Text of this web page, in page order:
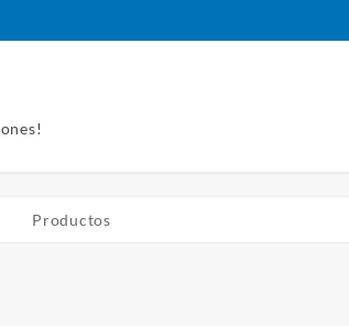
Productos